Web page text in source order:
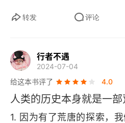
转发 评论
行者不遇
2024-07-04
给这本书评了
4.0
人类的历史本身就是一
1. 因为有了荒唐的探索，